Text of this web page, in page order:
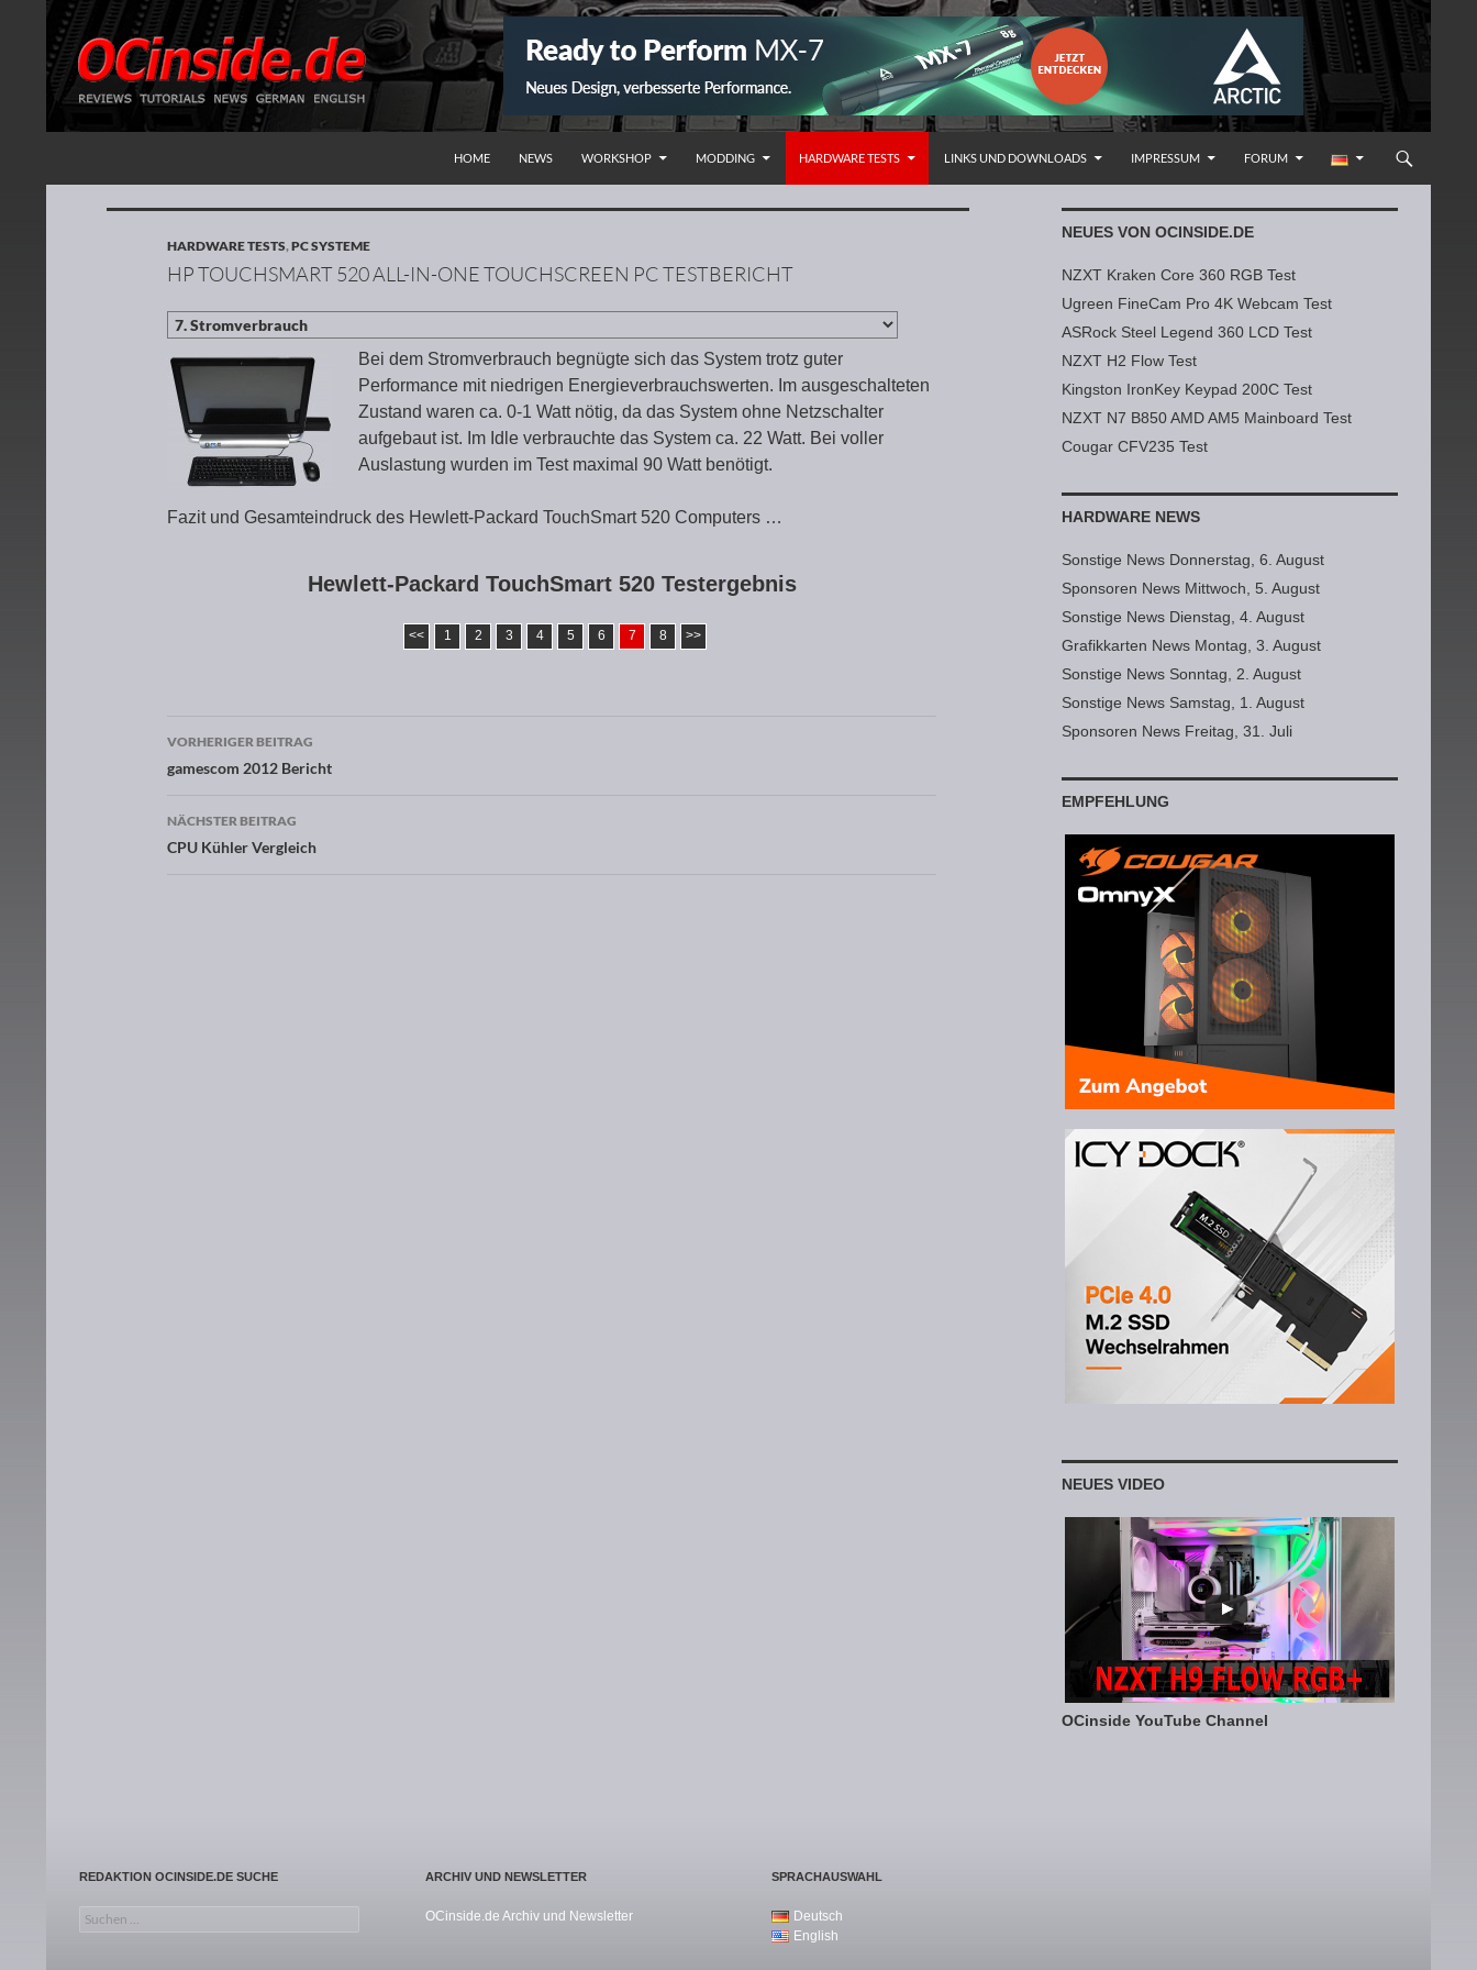
HOME
NEWS WORKSHOP MODDING HARDWARE TESTS LINKS UND DOWNLOADS IMPRESSUM FORUM
HARDWARE TESTS,PC SYSTEME
HP TOUCHSMART 520 ALL-IN-ONE TOUCHSCREEN PC TESTBERICHT
Bei dem Stromverbrauch begnügte sich das System trotz guter
Performance mit niedrigen Energieverbrauchswerten. Im ausgeschalteten
Zustand waren ca. 0-1 Watt nötig, da das System ohne Netzschalter
aufgebaut ist. Im Idle verbrauchte das System ca. 22 Watt. Bei voller
Auslastung wurden im Test maximal 90 Watt benötigt.
Fazit und Gesamteindruck des Hewlett-Packard TouchSmart 520 Computers …
Hewlett-Packard TouchSmart 520 Testergebnis
<< 1 2 3 4 5 6 7 8 >>
Beitragsnavigation
VORHERIGER BEITRAG
gamescom 2012 Bericht
NÄCHSTER BEITRAG
CPU Kühler Vergleich
NEUES VON OCINSIDE.DE
NZXT Kraken Core 360 RGB Test
Ugreen FineCam Pro 4K Webcam Test
ASRock Steel Legend 360 LCD Test
NZXT H2 Flow Test
Kingston IronKey Keypad 200C Test
NZXT N7 B850 AMD AM5 Mainboard Test
Cougar CFV235 Test
HARDWARE NEWS
Sonstige News Donnerstag, 6. August
Sponsoren News Mittwoch, 5. August
Sonstige News Dienstag, 4. August
Grafikkarten News Montag, 3. August
Sonstige News Sonntag, 2. August
Sonstige News Samstag, 1. August
Sponsoren News Freitag, 31. Juli
EMPFEHLUNG
NEUES VIDEO
OCinside YouTube Channel
REDAKTION OCINSIDE.DE SUCHE
Suchen nach:
ARCHIV UND NEWSLETTER
OCinside.de Archiv und Newsletter
SPRACHAUSWAHL
Deutsch
English